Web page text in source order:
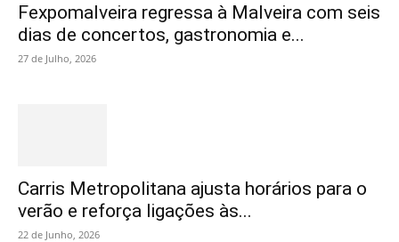
Fexpomalveira regressa à Malveira com seis
dias de concertos, gastronomia e...
27 de Julho, 2026
Carris Metropolitana ajusta horários para o
verão e reforça ligações às...
22 de Junho, 2026